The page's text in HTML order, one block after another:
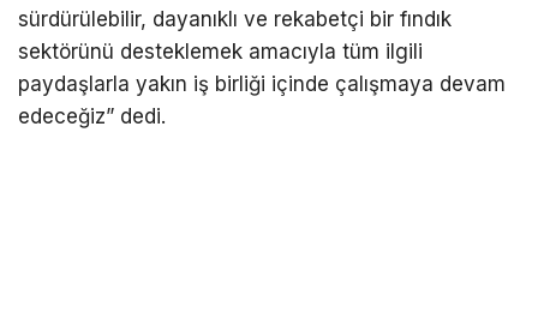
sürdürülebilir, dayanıklı ve rekabetçi bir fındık
sektörünü desteklemek amacıyla tüm ilgili
paydaşlarla yakın iş birliği içinde çalışmaya devam
edeceğiz” dedi.